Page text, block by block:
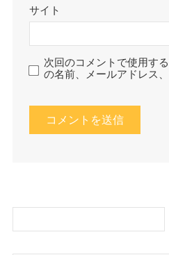
サイト
次回のコメントで使用す
の名前、メールアドレス